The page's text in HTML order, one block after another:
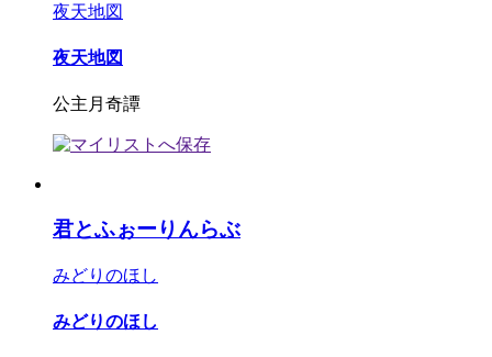
夜天地図
夜天地図
公主月奇譚
君とふぉーりんらぶ
みどりのほし
みどりのほし